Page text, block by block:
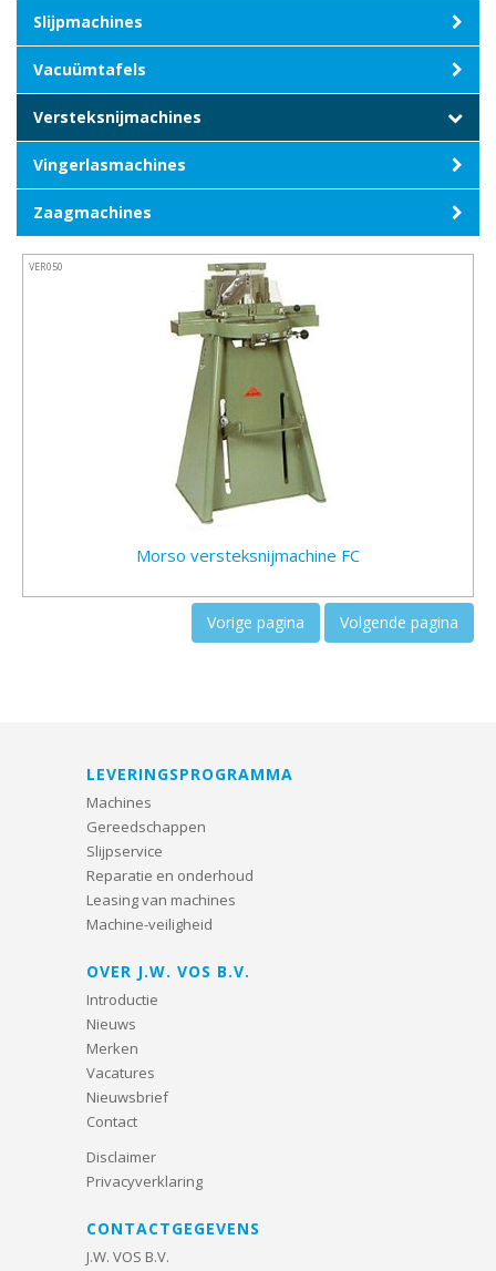
Slijpmachines
Vacuümtafels
Versteksnijmachines
Vingerlasmachines
Zaagmachines
Morso versteksnijmachine FC
VER050
Vorige pagina Volgende pagina
LEVERINGSPROGRAMMA
Machines
Gereedschappen
Slijpservice
Reparatie en onderhoud
Leasing van machines
Machine-veiligheid
OVER J.W. VOS B.V.
Introductie
Nieuws
Merken
Vacatures
Nieuwsbrief
Contact
Disclaimer
Privacyverklaring
CONTACTGEGEVENS
J.W. VOS B.V.